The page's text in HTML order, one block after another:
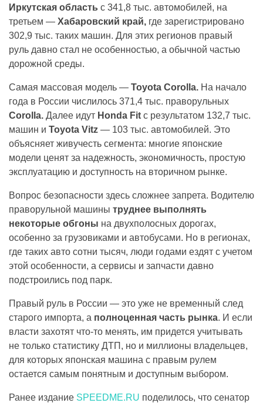
Иркутская область с 341,8 тыс. автомобилей, на
третьем — Хабаровский край, где зарегистрировано
302,9 тыс. таких машин. Для этих регионов правый
руль давно стал не особенностью, а обычной частью
дорожной среды.
Самая массовая модель — Toyota Corolla. На начало
года в России числилось 371,4 тыс. праворульных
Corolla. Далее идут Honda Fit с результатом 132,7 тыс.
машин и Toyota Vitz — 103 тыс. автомобилей. Это
объясняет живучесть сегмента: многие японские
модели ценят за надежность, экономичность, простую
эксплуатацию и доступность на вторичном рынке.
Вопрос безопасности здесь сложнее запрета. Водителю
праворульной машины труднее выполнять
некоторые обгоны на двухполосных дорогах,
особенно за грузовиками и автобусами. Но в регионах,
где таких авто сотни тысяч, люди годами ездят с учетом
этой особенности, а сервисы и запчасти давно
подстроились под парк.
Правый руль в России — это уже не временный след
старого импорта, а полноценная часть рынка. И если
власти захотят что-то менять, им придется учитывать
не только статистику ДТП, но и миллионы владельцев,
для которых японская машина с правым рулем
остается самым понятным и доступным выбором.
Ранее издание SPEEDME.RU поделилось, что сенатор